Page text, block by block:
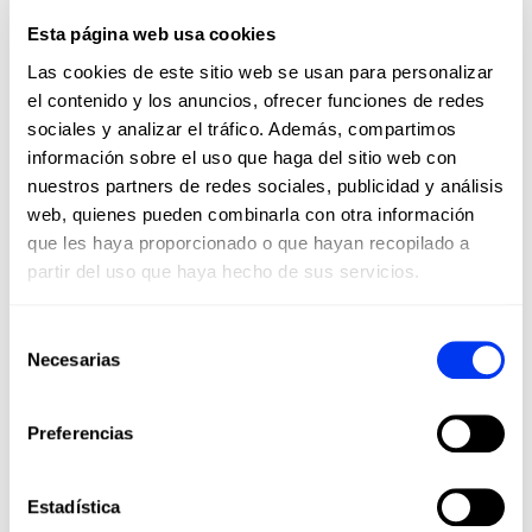
Esta página web usa cookies
Las cookies de este sitio web se usan para personalizar
el contenido y los anuncios, ofrecer funciones de redes
sociales y analizar el tráfico. Además, compartimos
información sobre el uso que haga del sitio web con
nuestros partners de redes sociales, publicidad y análisis
web, quienes pueden combinarla con otra información
que les haya proporcionado o que hayan recopilado a
partir del uso que haya hecho de sus servicios.
Necesarias
Preferencias
Estadística
• No lavar en seco
• No usar secadora
• No planchar
• Lavar a máquina en agua fría
Los clientes que adquirieron este producto también
compraron: